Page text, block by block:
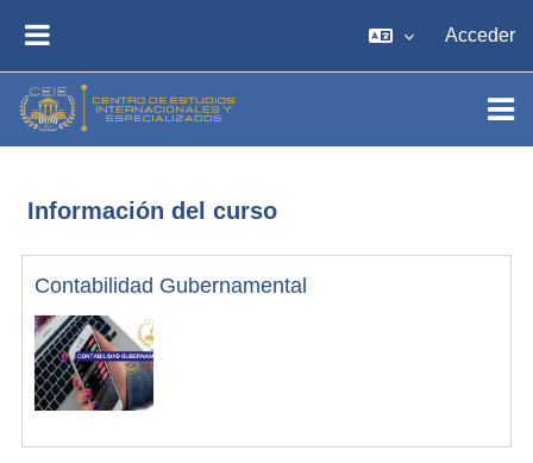
Acceder
Información del curso
Contabilidad Gubernamental